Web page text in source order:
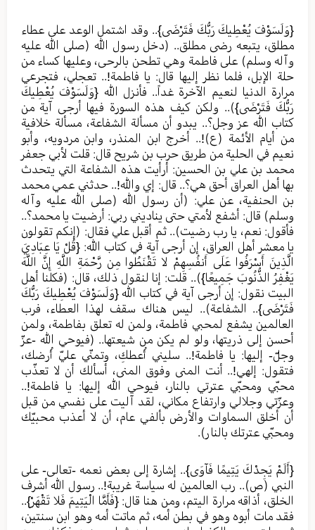
{وَلَسَوْفَ يُعْطِيكَ رَبُّكَ فَتَرْضَى}.. وقد اشتمل الوعد على عطاء
مطلق، يتبعه رضى مطلق.. (دخل رسول الله (صلى الله عليه
وآله وسلم) على فاطمة وهي تطحن بالرحى، وعليها كساء من
حلة الإبل، فلما نظر إليها قال: يا فاطمة!.. تعجلي، فتجرعي
مرارة الدنيا لنعيم الآخرة غداً.. فأنزل الله {وَلَسَوْفَ يُعْطِيكَ
رَبُّكَ فَتَرْضَى}).. ولكن كيف هذه السورة فيها أرجى آية من
كتاب الله عز وجل؟.. يبدو أن مسألة الشفاعة، مسألة خلافية
من أيام الأئمة (ع)!.. أخرج ابن المنذر، وابن مردويه، وأبو
نعيم في الحلية من طريق حرب بن شريح قال: قلت لأبي جعفر
محمد بن علي بن الحسين: أرأيت هذه الشفاعة التي يتحدث
بها أهل العراق أحق هي؟.. قال: إي والله!.. حدثني عمي محمد
بن الحنفية، عن علي: (أن رسول الله (صلى الله عليه وآله
وسلم) قال: أشفع لأمتي حتى يناديني ربي: أرضيت يا محمد؟..
فأقول: نعم، يا رب رضيت).. ثم أقبل علي فقال: (إنكم تقولون
يا معشر أهل العراق، إن أرجى آية في كتاب الله: {قُلْ يَا عِبَادِيَ
الَّذِينَ أَسْرَفُوا عَلَى أَنفُسِهِمْ لا تَقْنَطُوا مِن رَّحْمَةِ اللَّهِ إِنَّ اللَّهَ
يَغْفِرُ الذُّنُوبَ جَمِيعًا}).. قلت: إنا لنقول ذلك، قال: (فكلنا أهل
البيت نقول: إن أرجى آية في كتاب الله {وَلَسَوْفَ يُعْطِيكَ رَبُّكَ
فَتَرْضَى}.. الشفاعة).. ليس هناك سقف لهذا العطاء، فرب
العالمين يشفع لمحبي فاطمة، ولمن له تعلق بفاطمة، ولمن
أحسن إلى ذريتها، ولو لم يكن من شيعتها.. (فيوحي الله -عزّ
وجلّ- إليها: يا فاطمة!.. سليني أُعطكِ، وتمنّي عليّ أُرضك،
فتقول: إلهي!.. أنت المنى وفوق المنى، أسألك أن لا تعذّب
محبّي ومحبّي عترتي بالنار، فيوحي الله إليها: يا فاطمة!..
وعزّتي وجلالي وارتفاع مكاني، لقد آليت على نفسي من قبل
أن أخلق السماوات والأرض بألفي عام، أن لا أعذب محبيّك
ومحبّي عترتك بالنار).
{أَلَمْ يَجِدْكَ يَتِيمًا فَآوَى}.. إشارة إلى بعض نعمه -تعالى- على
النبي (ص).. رب العالمين له سياسة غريبة!.. رسول الله أشرف
الخلق، أذاقه مرارة اليتم، ومن هنا قال: {فَأَمَّا الْيَتِيمَ فَلا تَقْهَرْ}..
فقد مات أبوه وهو في بطن أمه، ثم ماتت أمه وهو ابن سنتين،